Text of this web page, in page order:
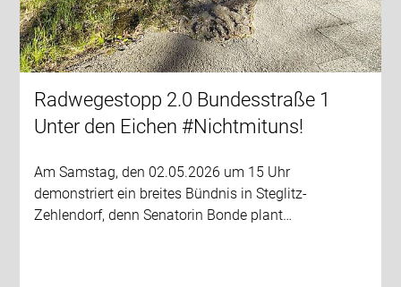
Radwegestopp 2.0 Bundesstraße 1
Unter den Eichen #Nichtmituns!
Am Samstag, den 02.05.2026 um 15 Uhr
demonstriert ein breites Bündnis in Steglitz-
Zehlendorf, denn Senatorin Bonde plant…